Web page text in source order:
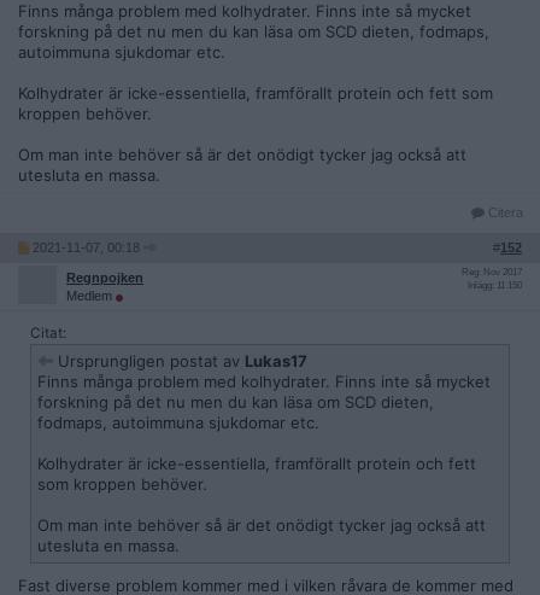
Jag äter också godis chips dricker bärs feströker party
jag noga med min hälsa och det är inte så noga vad man gör
ibland utan vad man gör oftast som spelar roll.
Finns många problem med kolhydrater. Finns inte så mycket
forskning på det nu men du kan läsa om SCD dieten, fodmaps,
autoimmuna sjukdomar etc.
Kolhydrater är icke-essentiella, framförallt protein och fett som
kroppen behöver.
Om man inte behöver så är det onödigt tycker jag också att
utesluta en massa.
Citera
2021-11-07, 00:18 #152
Regnpojken
Medlem
Reg: Nov 2017
Inlägg: 11 150
Citat:
Ursprungligen postat av Lukas17
Finns många problem med kolhydrater. Finns inte så mycket
forskning på det nu men du kan läsa om SCD dieten,
fodmaps, autoimmuna sjukdomar etc.
Kolhydrater är icke-essentiella, framförallt protein och fett
som kroppen behöver.
Om man inte behöver så är det onödigt tycker jag också att
utesluta en massa.
Fast diverse problem kommer med i vilken råvara de kommer med